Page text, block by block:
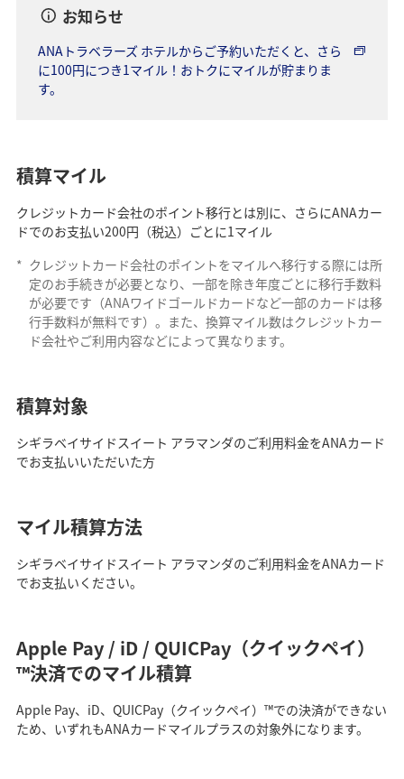
お知らせ
ANAトラベラーズ ホテルからご予約いただくと、さら
に100円につき1マイル！おトクにマイルが貯まりま
す。
積算マイル
クレジットカード会社のポイント移行とは別に、さらにANAカー
ドでのお支払い200円（税込）ごとに1マイル
* クレジットカード会社のポイントをマイルへ移行する際には所
定のお手続きが必要となり、一部を除き年度ごとに移行手数料
が必要です（ANAワイドゴールドカードなど一部のカードは移
行手数料が無料です）。また、換算マイル数はクレジットカー
ド会社やご利用内容などによって異なります。
積算対象
シギラベイサイドスイート アラマンダのご利用料金をANAカード
でお支払いいただいた方
マイル積算方法
シギラベイサイドスイート アラマンダのご利用料金をANAカード
でお支払いください。
Apple Pay / iD / QUICPay（クイックペイ）
™決済でのマイル積算
Apple Pay、iD、QUICPay（クイックペイ）™での決済ができない
ため、いずれもANAカードマイルプラスの対象外になります。